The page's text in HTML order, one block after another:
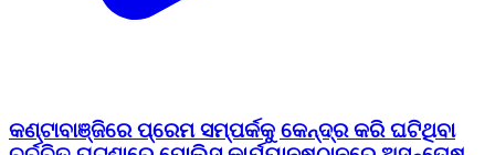
କଣ୍ଟାବାଞ୍ଜିରେ ପ୍ରେମ ସମ୍ପର୍କକୁ କେନ୍ଦ୍ର କରି ଘଟିଥିବା